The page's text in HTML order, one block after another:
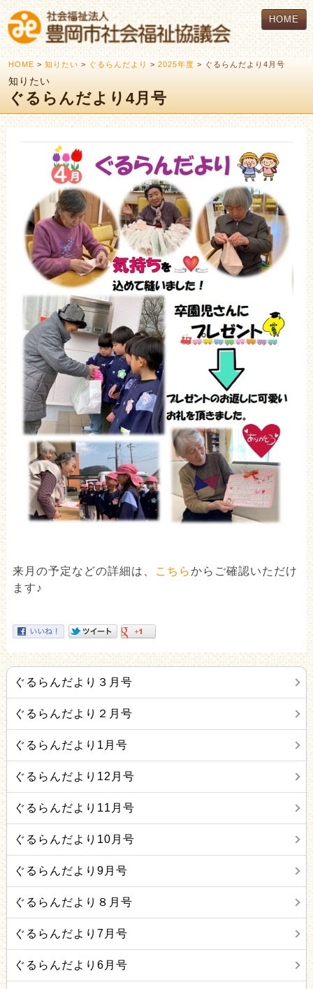
HOME
HOME > 知りたい > ぐるらんだより > 2025年度 > ぐるらんだより4月号
知りたい
ぐるらんだより4月号
来月の予定などの詳細は、 こちらからご確認いただけ
ます♪
ぐるらんだより３月号
ぐるらんだより２月号
ぐるらんだより1月号
ぐるらんだより12月号
ぐるらんだより11月号
ぐるらんだより10月号
ぐるらんだより9月号
ぐるらんだより８月号
ぐるらんだより7月号
ぐるらんだより6月号